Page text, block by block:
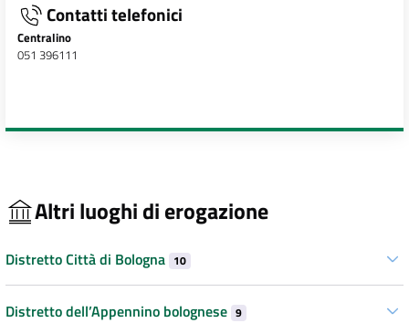
Contatti telefonici
Centralino
051 396111
Altri luoghi di erogazione
Distretto Città di Bologna 10
Distretto dell’Appennino bolognese 9